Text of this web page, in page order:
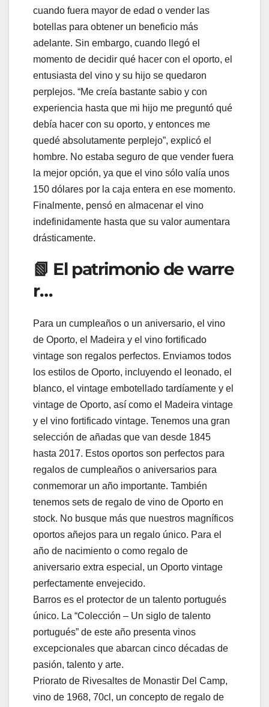
cuando fuera mayor de edad o vender las
botellas para obtener un beneficio más
adelante. Sin embargo, cuando llegó el
momento de decidir qué hacer con el oporto, el
entusiasta del vino y su hijo se quedaron
perplejos. “Me creía bastante sabio y con
experiencia hasta que mi hijo me preguntó qué
debía hacer con su oporto, y entonces me
quedé absolutamente perplejo”, explicó el
hombre. No estaba seguro de que vender fuera
la mejor opción, ya que el vino sólo valía unos
150 dólares por la caja entera en ese momento.
Finalmente, pensó en almacenar el vino
indefinidamente hasta que su valor aumentara
drásticamente.
📗 El patrimonio de warre
r…
Para un cumpleaños o un aniversario, el vino
de Oporto, el Madeira y el vino fortificado
vintage son regalos perfectos. Enviamos todos
los estilos de Oporto, incluyendo el leonado, el
blanco, el vintage embotellado tardíamente y el
vintage de Oporto, así como el Madeira vintage
y el vino fortificado vintage. Tenemos una gran
selección de añadas que van desde 1845
hasta 2017. Estos oportos son perfectos para
regalos de cumpleaños o aniversarios para
conmemorar un año importante. También
tenemos sets de regalo de vino de Oporto en
stock. No busque más que nuestros magníficos
oportos añejos para un regalo único. Para el
año de nacimiento o como regalo de
aniversario extra especial, un Oporto vintage
perfectamente envejecido.
Barros es el protector de un talento portugués
único. La “Colección – Un siglo de talento
portugués” de este año presenta vinos
excepcionales que abarcan cinco décadas de
pasión, talento y arte.
Priorato de Rivesaltes de Monastir Del Camp,
vino de 1968, 70cl, un concepto de regalo de